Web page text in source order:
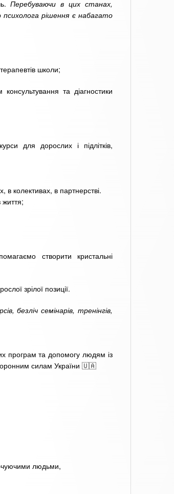
Перебуваючи в цих станах,
рішення є набагато
школи;
та діагностики
для дорослих і підлітків,
в колективах, в партнерстві.
створити кристальні
зрілої позиції.
безліч семінарів, тренінгів,
програм та допомогу людям із
силам України 🇺🇦
людьми,